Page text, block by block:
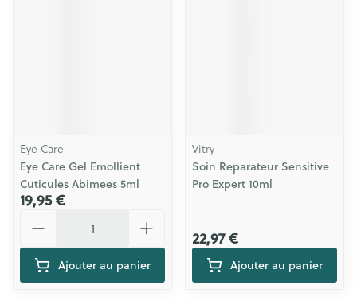
Eye Care
Eye Care Gel Emollient
Cuticules Abimees 5ml
19,95 €
Ajouter au panier
Vitry
Soin Reparateur Sensitive
Pro Expert 10ml
22,97 €
Ajouter au panier